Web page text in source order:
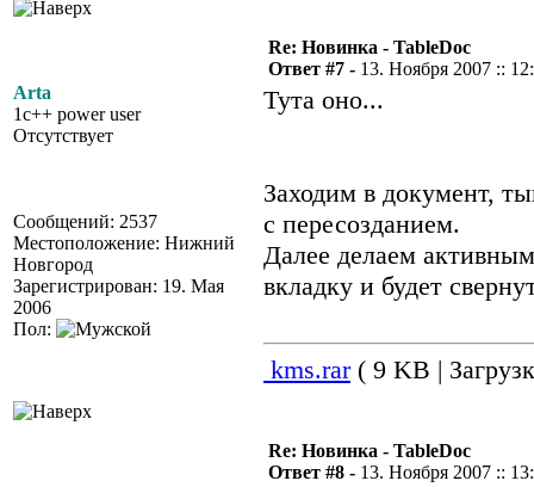
Arta
1c++ power user
Отсутствует
Сообщений: 2537
Местоположение: Нижний
Новгород
Зарегистрирован: 19. Мая
2006
Пол:
Re: Новинка - TableDoc
Ответ #7 - 13. Ноября 2007 ::
Тута оно...
Заходим в документ,
с пересозданием.
Далее делаем
вкладку и будет
kms.rar( 9 KB |
Re: Новинка - TableDoc
Ответ #8 - 13. Ноября 2007 ::